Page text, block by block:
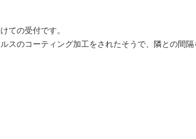
ての受付です。
スのコーティング加工をされたそうで、隣との間